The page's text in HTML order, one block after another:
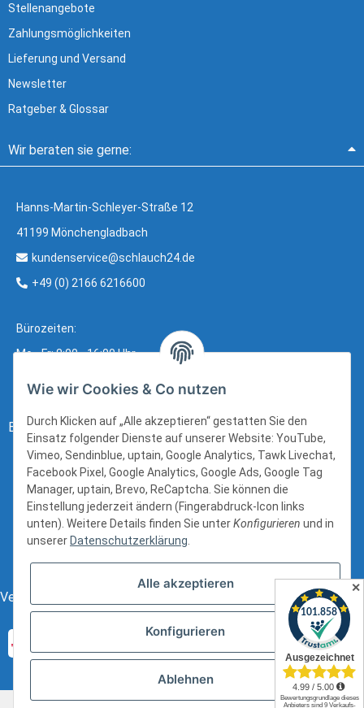
Stellenangebote
Zahlungsmöglichkeiten
Lieferung und Versand
Newsletter
Ratgeber & Glossar
Wir beraten sie gerne:
Hanns-Martin-Schleyer-Straße 12
41199 Mönchengladbach
kundenservice@schlauch24.de
+49 (0) 2166 6216600
Bürozeiten:
Mo - Fr: 8:00 - 16:00 Uhr
Bezahlung:
Versand:
* Alle Preise inkl. gesetzlicher USt., zzgl.Versand
Wie wir Cookies & Co nutzen
Durch Klicken auf „Alle akzeptieren“ gestatten Sie den
Einsatz folgender Dienste auf unserer Website: YouTube,
Vimeo, Sendinblue, uptain, Google Analytics, Tawk Livechat,
Facebook Pixel, Google Analytics, Google Ads, Google Tag
Manager, uptain, Brevo, ReCaptcha. Sie können die
Einstellung jederzeit ändern (Fingerabdruck-Icon links
unten). Weitere Details finden Sie unterKonfigurieren und in
unserer Datenschutzerklärung.
Alle akzeptieren
Konfigurieren
Ablehnen
✕